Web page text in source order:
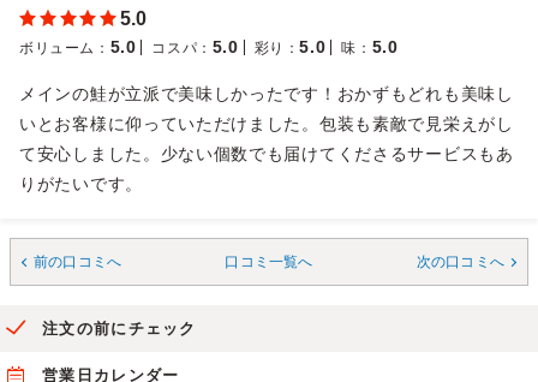
5.0
ボリューム ： 5.0 コスパ ： 5.0 彩り ：5.0 味 ： 5.0
メインの鮭が立派で美味しかったです！おかずもどれも美味し
いとお客様に仰っていただけました。包装も素敵で見栄えがし
て安心しました。少ない個数でも届けてくださるサービスもあ
りがたいです。
前の口コミへ 口コミ一覧へ 次の口コミへ
注文の前にチェック
営業日カレンダー